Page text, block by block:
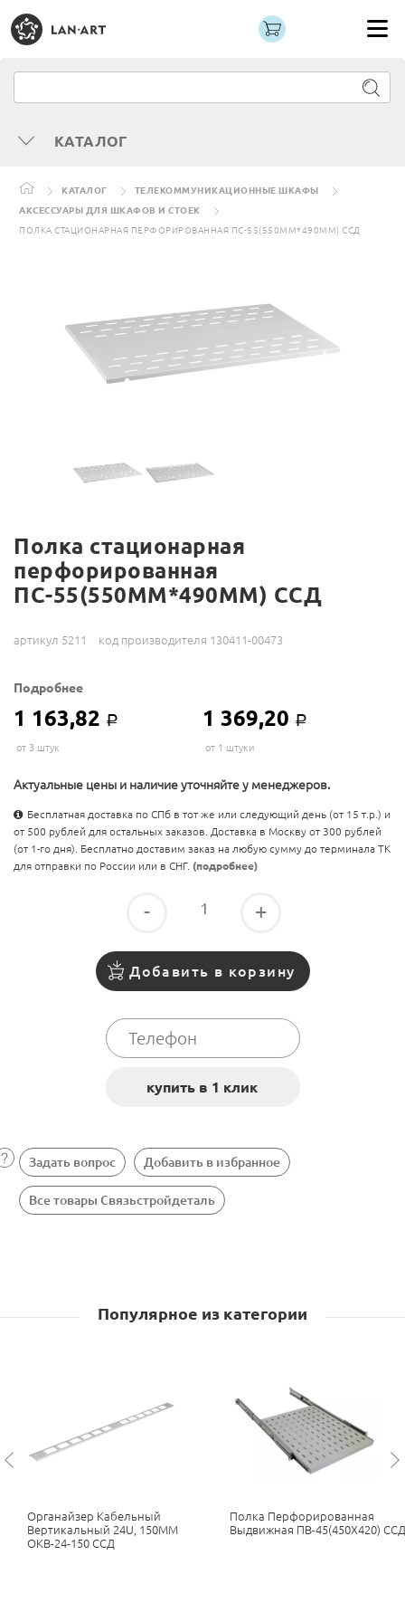
КАТАЛОГ
КАТАЛОГ
ТЕЛЕКОММУНИКАЦИОННЫЕ ШКАФЫ
АКСЕССУАРЫ ДЛЯ ШКАФОВ И СТОЕК
ПОЛКА СТАЦИОНАРНАЯ ПЕРФОРИРОВАННАЯ ПС-55(550ММ*490ММ) ССД
Полка стационарная
перфорированная
ПС-55(550ММ*490ММ) ССД
артикул 5211 код производителя 130411-00473
Подробнее
1 163,82 Р 1 369,20 Р
от 3 штук от 1 штуки
Актуальные цены и наличие уточняйте у менеджеров.
Бесплатная доставка по СПб в тот же или следующий день (от 15 т.р.) и
от 500 рублей для остальных заказов. Доставка в Москву от 300 рублей
(от 1-го дня). Бесплатно доставим заказ на любую сумму до терминала ТК
для отправки по России или в СНГ. (подробнее)
- +
Добавить в корзину
Задать вопрос Добавить в избранное
Все товары Связьстройдеталь
Популярное из категории
Органайзер Кабельный
Вертикальный 24U, 150ММ
ОКВ-24-150 ССД
Полка Перфорированная
Выдвижная ПВ-45(450Х420) ССД